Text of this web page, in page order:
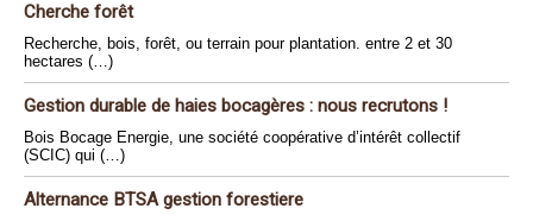
Cherche forêt
Recherche, bois, forêt, ou terrain pour plantation. entre 2 et 30
hectares (…)
Gestion durable de haies bocagères : nous recrutons !
Bois Bocage Energie, une société coopérative d’intérêt collectif
(SCIC) qui (…)
Alternance BTSA gestion forestiere